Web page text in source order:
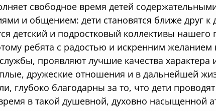
свободное время детей
и общением: дети становятся ближе друг к
детский и подростковый коллективы нашего
ребята с радостью и искренним
проявляют лучшие качества характера
дружеские отношения и в дальнейшей
глубоко благодарны за то, что дети
в такой душевной, духовно насыщенной